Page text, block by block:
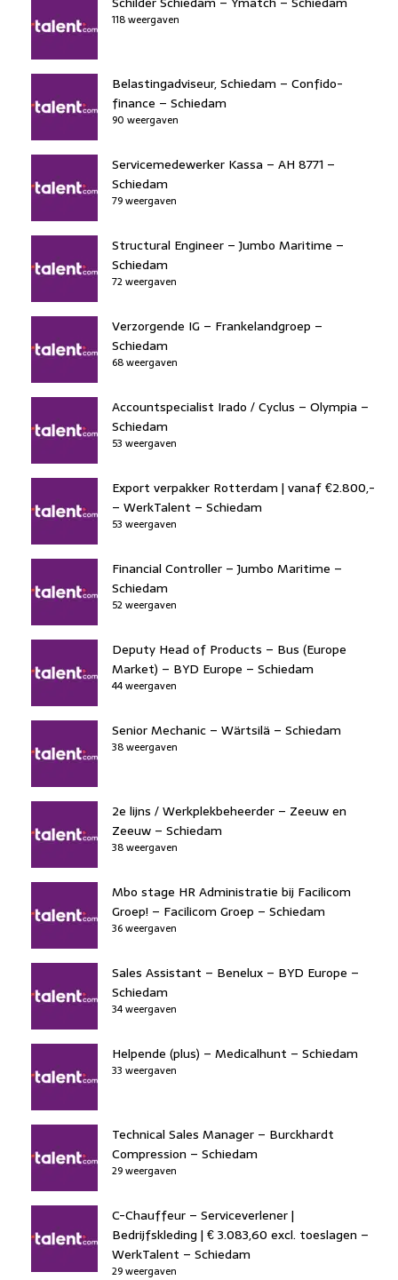
o
o
k
n o s
118 weergaven
Belastingadviseur, Schiedam – Confido-
finance – Schiedam
90 weergaven
Servicemedewerker Kassa – AH 8771 –
Schiedam
79 weergaven
Structural Engineer – Jumbo Maritime –
Schiedam
72 weergaven
Verzorgende IG – Frankelandgroep –
Schiedam
68 weergaven
Accountspecialist Irado / Cyclus – Olympia –
Schiedam
53 weergaven
Export verpakker Rotterdam | vanaf €2.800,-
– WerkTalent – Schiedam
53 weergaven
Financial Controller – Jumbo Maritime –
Schiedam
52 weergaven
Deputy Head of Products – Bus (Europe
Market) – BYD Europe – Schiedam
44 weergaven
Senior Mechanic – Wärtsilä – Schiedam
38 weergaven
2e lijns / Werkplekbeheerder – Zeeuw en
Zeeuw – Schiedam
38 weergaven
Mbo stage HR Administratie bij Facilicom
Groep! – Facilicom Groep – Schiedam
36 weergaven
Sales Assistant – Benelux – BYD Europe –
Schiedam
34 weergaven
Helpende (plus) – Medicalhunt – Schiedam
33 weergaven
Technical Sales Manager – Burckhardt
Compression – Schiedam
29 weergaven
C-Chauffeur – Serviceverlener |
Bedrijfskleding | € 3.083,60 excl. toeslagen –
WerkTalent – Schiedam
29 weergaven